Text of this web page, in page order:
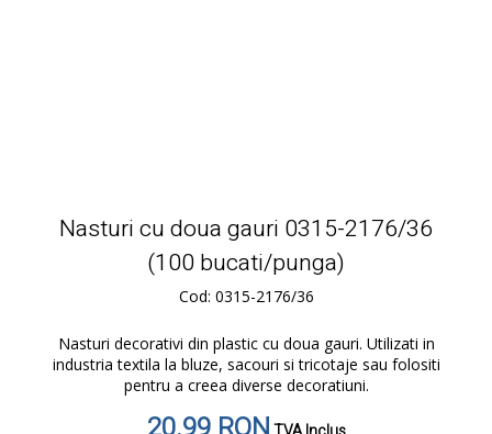
Nasturi cu doua gauri 0315-2176/36
(100 bucati/punga)
Cod: 0315-2176/36
Nasturi decorativi din plastic cu doua gauri. Utilizati in
industria textila la bluze, sacouri si tricotaje sau folositi
pentru a creea diverse decoratiuni.